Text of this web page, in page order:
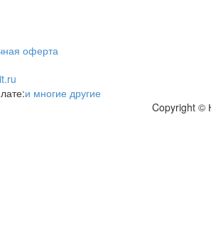
оферта
и многие другие
Copyright ©